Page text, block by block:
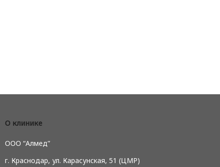
О клинике
ООО “Алмед”
г. Краснодар, ул. Карасунская, 51 (ЦМР)